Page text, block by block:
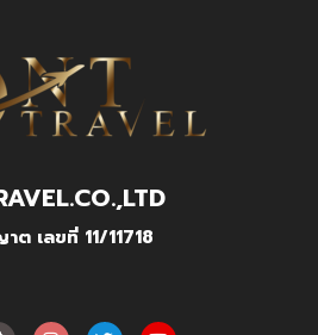
ต เลขที่ 11/11718